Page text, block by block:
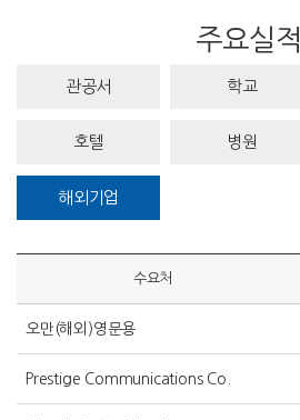
주요실적
관공서 학교
호텔 병원
해외기업
수요처
오만(해외)영문용
Prestige Communications Co.